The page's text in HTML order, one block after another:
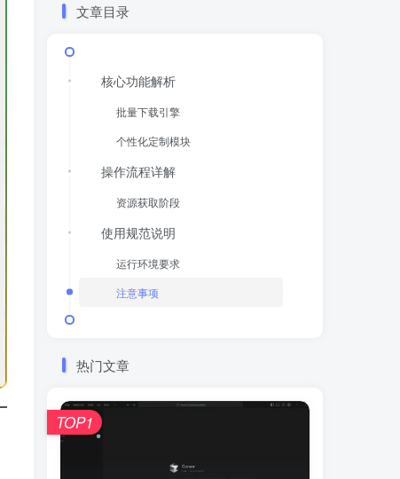
文章目录
核心功能解析
批量下载引擎
个性化定制模块
操作流程详解
资源获取阶段
使用规范说明
运行环境要求
注意事项
热门文章
TOP1